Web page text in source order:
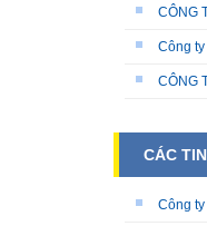
CÔNG
Công
CÔNG
CÁC
Công